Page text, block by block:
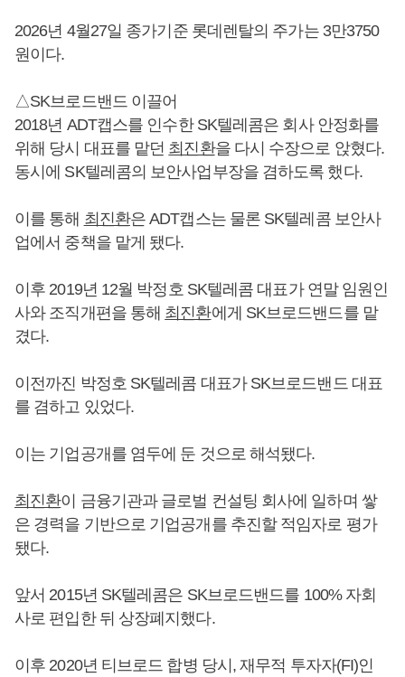
2026년 4월27일 종가기준 롯데렌탈의 주가는 3만3750
원이다.
△SK브로드밴드 이끌어
2018년 ADT캡스를 인수한 SK텔레콤은 회사 안정화를
위해 당시 대표를 맡던 최진환을 다시 수장으로 앉혔다.
동시에 SK텔레콤의 보안사업부장을 겸하도록 했다.
이를 통해 최진환은 ADT캡스는 물론 SK텔레콤 보안사
업에서 중책을 맡게 됐다.
이후 2019년 12월 박정호 SK텔레콤 대표가 연말 임원인
사와 조직개편을 통해 최진환에게 SK브로드밴드를 맡
겼다.
이전까진 박정호 SK텔레콤 대표가 SK브로드밴드 대표
를 겸하고 있었다.
이는 기업공개를 염두에 둔 것으로 해석됐다.
최진환이 금융기관과 글로벌 컨설팅 회사에 일하며 쌓
은 경력을 기반으로 기업공개를 추진할 적임자로 평가
됐다.
앞서 2015년 SK텔레콤은 SK브로드밴드를 100% 자회
사로 편입한 뒤 상장폐지했다.
이후 2020년 티브로드 합병 당시, 재무적 투자자(FI)인